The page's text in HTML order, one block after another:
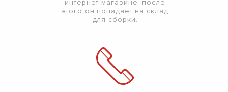
интернет-магазине, после
этого он попадает на склад
для сборки.